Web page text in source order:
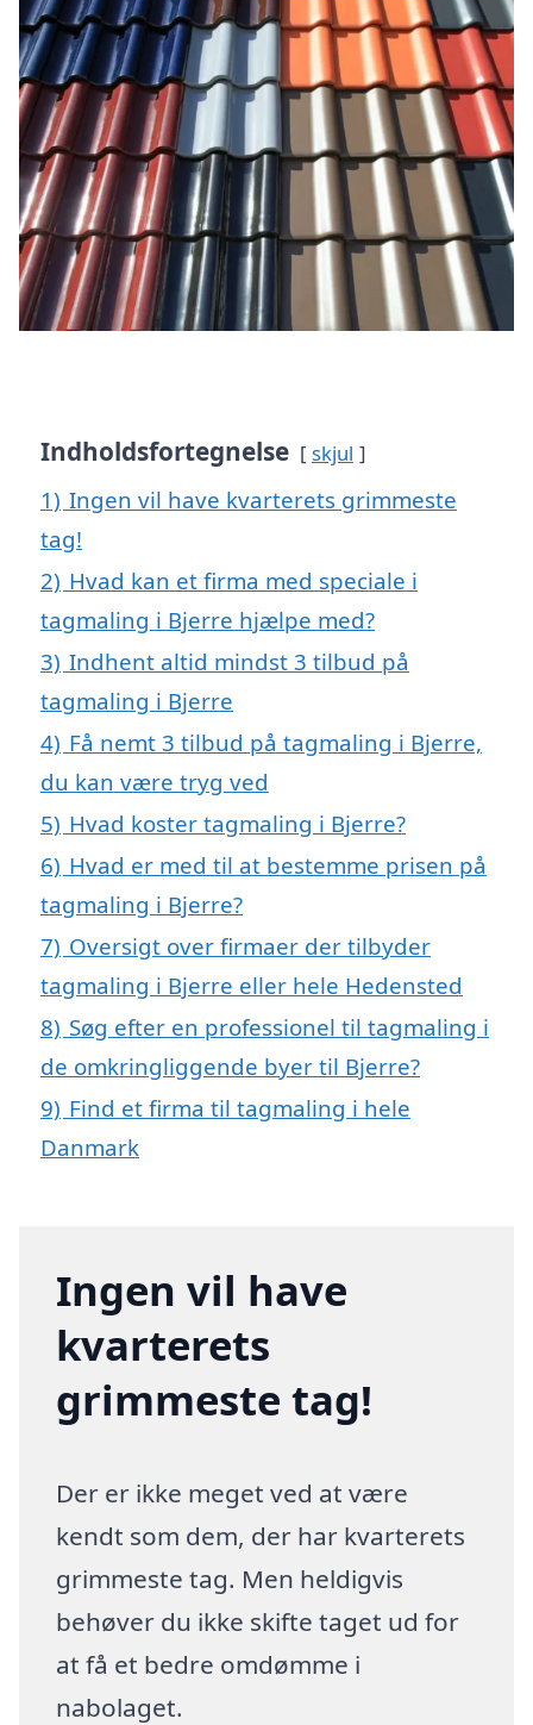
Indholdsfortegnelse skjul
1) Ingen vil have kvarterets grimmeste
tag!
2) Hvad kan et firma med speciale i
tagmaling i Bjerre hjælpe med?
3) Indhent altid mindst 3 tilbud på
tagmaling i Bjerre
4) Få nemt 3 tilbud på tagmaling i Bjerre,
du kan være tryg ved
5) Hvad koster tagmaling i Bjerre?
6) Hvad er med til at bestemme prisen på
tagmaling i Bjerre?
7) Oversigt over firmaer der tilbyder
tagmaling i Bjerre eller hele Hedensted
8) Søg efter en professionel til tagmaling i
de omkringliggende byer til Bjerre?
9) Find et firma til tagmaling i hele
Danmark
Ingen vil have
kvarterets
grimmeste tag!
Der er ikke meget ved at være
kendt som dem, der har kvarterets
grimmeste tag. Men heldigvis
behøver du ikke skifte taget ud for
at få et bedre omdømme i
nabolaget.